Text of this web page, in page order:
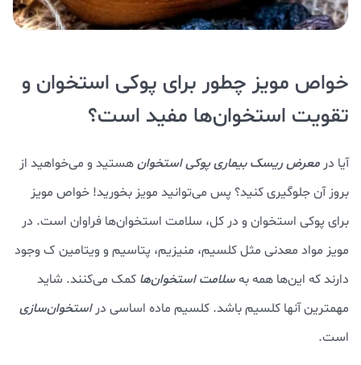
خواص مویز چطور برای پوکی استخوان و
تقویت استخوان‌ها مفید است؟
آیا در معرض ریسک بیماری پوکی استخوانهستید و می‌خواهید از
بروز آن جلوگیری کنید؟ پس می‌توانید مویز بخورید! خواص مویز
برای پوکی استخوان و در کل، سلامت استخوان‌ها فراوان است. در
مویز مواد معدنی مثل کلسیم، منیزیم، پتاسیم و ویتامین ک وجود
دارند که این‌ها همه بهسلامت استخوان‌ها کمک می‌کنند. شاید
مهمترین آنها کلسیم باشد. کلسیم ماده اساسی دراستخوان‌سازی
است.